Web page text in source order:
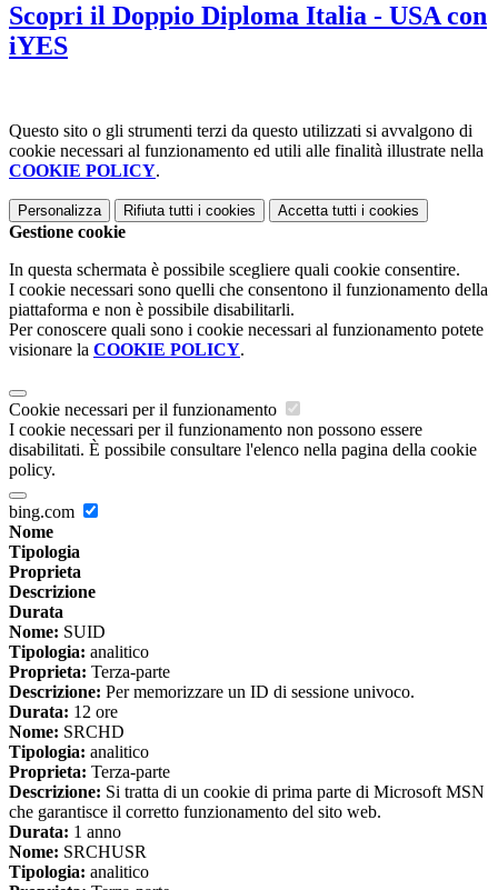
Scopri il Doppio Diploma Italia - USA con
iYES
Questo sito o gli strumenti terzi da questo utilizzati si avvalgono di
cookie necessari al funzionamento ed utili alle finalità illustrate nella
COOKIE POLICY.
Personalizza Rifiuta tutti i cookies Accetta tutti i cookies
Gestione cookie
In questa schermata è possibile scegliere quali cookie consentire.
I cookie necessari sono quelli che consentono il funzionamento della
piattaforma e non è possibile disabilitarli.
Per conoscere quali sono i cookie necessari al funzionamento potete
visionare la COOKIE POLICY.
Cookie necessari per il funzionamento
I cookie necessari per il funzionamento non possono essere
disabilitati. È possibile consultare l'elenco nella pagina della cookie
policy.
bing.com
Nome
Tipologia
Proprieta
Descrizione
Durata
Nome: SUID
Tipologia: analitico
Proprieta: Terza-parte
Descrizione: Per memorizzare un ID di sessione univoco.
Durata: 12 ore
Nome: SRCHD
Tipologia: analitico
Proprieta: Terza-parte
Descrizione: Si tratta di un cookie di prima parte di Microsoft MSN
che garantisce il corretto funzionamento del sito web.
Durata: 1 anno
Nome: SRCHUSR
Tipologia: analitico